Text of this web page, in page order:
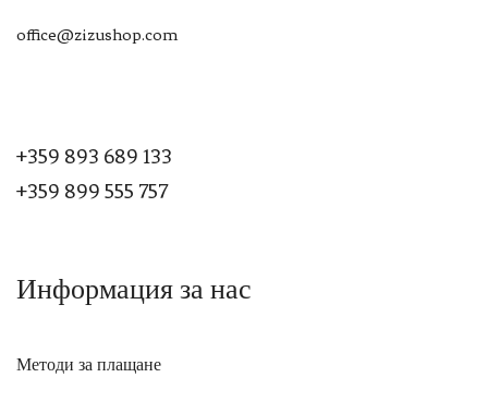
office@zizushop.com
+359 893 689 133
+359 899 555 757
Информация за нас
Методи за плащане